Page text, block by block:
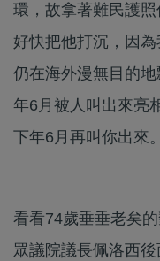
環，故拿著難民護
好快把他打沉，因
仍在海外漫無目的
年6月被人叫出來亮
下年6月再叫你出來。
看看74歲垂垂老矣
眾議院議長佩洛西